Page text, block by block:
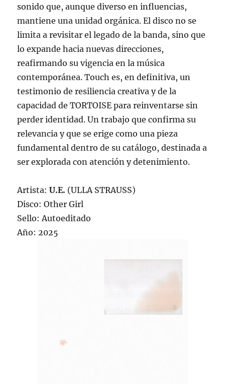
sonido que, aunque diverso en influencias,
mantiene una unidad orgánica. El disco no se
limita a revisitar el legado de la banda, sino que
lo expande hacia nuevas direcciones,
reafirmando su vigencia en la música
contemporánea. Touch es, en definitiva, un
testimonio de resiliencia creativa y de la
capacidad de TORTOISE para reinventarse sin
perder identidad. Un trabajo que confirma su
relevancia y que se erige como una pieza
fundamental dentro de su catálogo, destinada a
ser explorada con atención y detenimiento.
Artista:U.E. (ULLA STRAUSS)
Disco: Other Girl
Sello: Autoeditado
Año: 2025